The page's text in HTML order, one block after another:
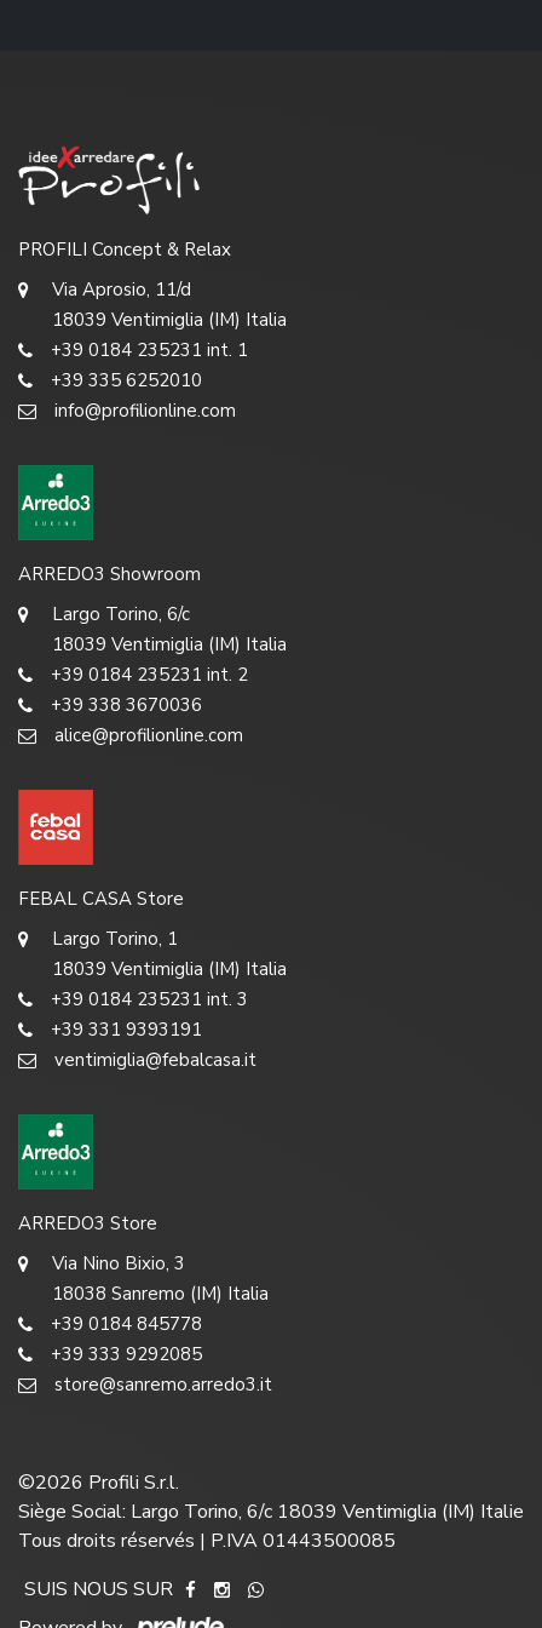
PROFILI Concept & Relax
Via Aprosio, 11/d
18039 Ventimiglia (IM) Italia
+39 0184 235231 int. 1
+39 335 6252010
info@profilionline.com
ARREDO3 Showroom
Largo Torino, 6/c
18039 Ventimiglia (IM) Italia
+39 0184 235231 int. 2
+39 338 3670036
alice@profilionline.com
FEBAL CASA Store
Largo Torino, 1
18039 Ventimiglia (IM) Italia
+39 0184 235231 int. 3
+39 331 9393191
ventimiglia@febalcasa.it
ARREDO3 Store
Via Nino Bixio, 3
18038 Sanremo (IM) Italia
+39 0184 845778
+39 333 9292085
store@sanremo.arredo3.it
©2026 Profili S.r.l.
Siège Social: Largo Torino, 6/c 18039 Ventimiglia (IM) Italie
Tous droits réservés | P.IVA 01443500085
SUIS NOUS SUR